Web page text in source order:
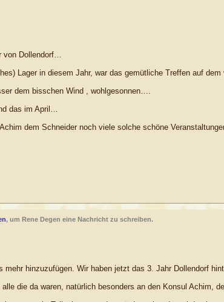
von Dollendorf…
Lager in diesem Jahr, war das gemütliche Treffen auf
dem bisschen Wind , wohlgesonnen….
das im April…
dem Schneider noch viele solche schöne
, um Rene Degen eine Nachricht zu schreiben.
mehr hinzuzufügen. Wir haben jetzt das 3. Jahr Dollendorf
die da waren, natürlich besonders an den Konsul Achim,